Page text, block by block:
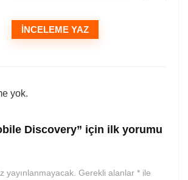
İNCELEME YAZ
yok.
Discovery” için ilk yorumu
yayınlanmayacak. Gerekli alanlar * ile